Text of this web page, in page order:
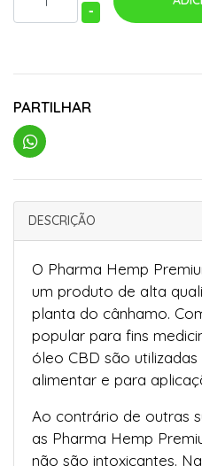
-
PARTILHAR
DESCRIÇÃO
O Pharma Hemp
um produto de alta
planta do cânhamo.
popular para fins
óleo CBD são
alimentar e para
Ao contrário de outras
as Pharma Hemp
não são intoxicantes.